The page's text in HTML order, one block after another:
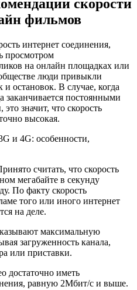
также допускается при 3
потребуется 10 Мбит/с;
4К роликов – 25 Мбит/с.
wifi роутер, телевизор
и на тв транслируется
плюс через ноутбук
а также на телефоне
площадки YouTube.
wifi соединение,
из вышеизложенных данных.